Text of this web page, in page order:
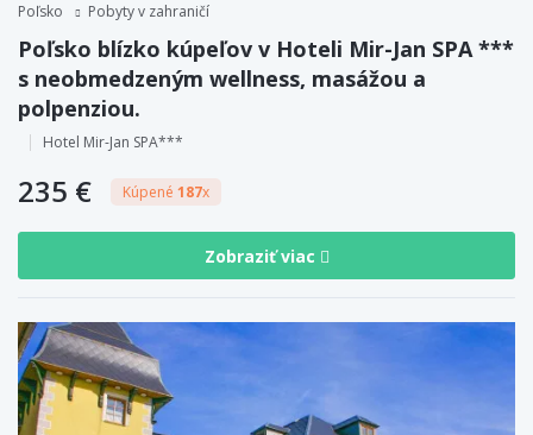
Poľsko Pobyty v zahraničí
Poľsko blízko kúpeľov v Hoteli Mir-Jan SPA ***
s neobmedzeným wellness, masážou a
polpenziou.
Hotel Mir-Jan SPA***
235 € Kúpené 187x
Zobraziť viac